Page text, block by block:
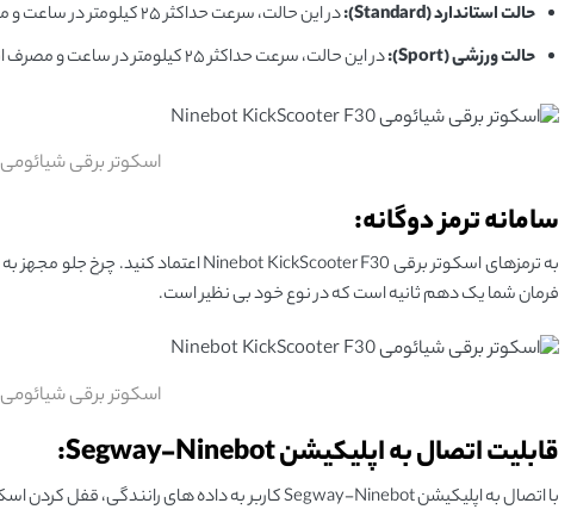
حالت استاندارد (Standard):
در این حالت، سرعت حداکثر ۲۵ کیلومتر در ساعت و مصرف انرژی متوسط است. این حالت مناسب برای رانندگی روزمره در شهر است.
حالت ورزشی (Sport):
در این حالت، سرعت حداکثر ۲۵ کیلومتر در ساعت و مصرف انرژی زیاد است. این حالت مناسب برای رانندگی با شتاب و صعود در شیب ‌ها است.
اسکوتر برقی شیائومی Ninebot KickScooter F30
سامانه ترمز دوگانه:
فرمان شما یک دهم ثانیه است که در نوع خود بی نظیر است.
اسکوتر برقی شیائومی Ninebot KickScooter F30
قابلیت اتصال به اپلیکیشن Segway-Ninebot:
با اتصال به اپلیکیشن Segway-Ninebot کاربر به داده ‌های رانندگی، قفل کردن اسکوتر، به‌ روز رسانی نرم ‌افزار و غیره دسترسی خواهند داشت.